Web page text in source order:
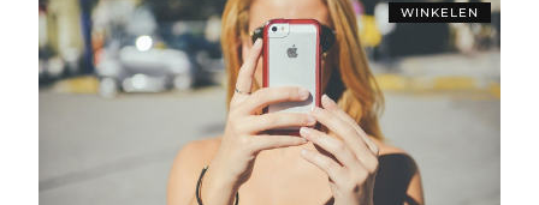
WINKELEN